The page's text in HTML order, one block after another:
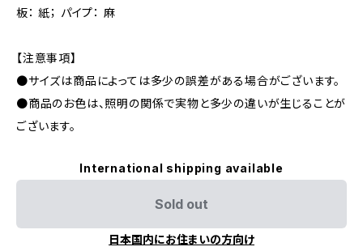
板： 紙； パイプ： 麻
【注意事項】
●サイズは商品によっては多少の誤差がある場合がございます。
●商品のお色は、照明の関係で実物と多少の違いが生じることが
ございます。
International shipping available
Sold out
日本国内にお住まいの方向け